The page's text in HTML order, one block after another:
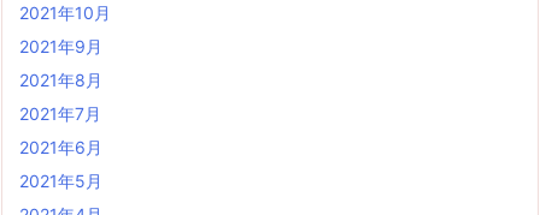
2021年10月
2021年9月
2021年8月
2021年7月
2021年6月
2021年5月